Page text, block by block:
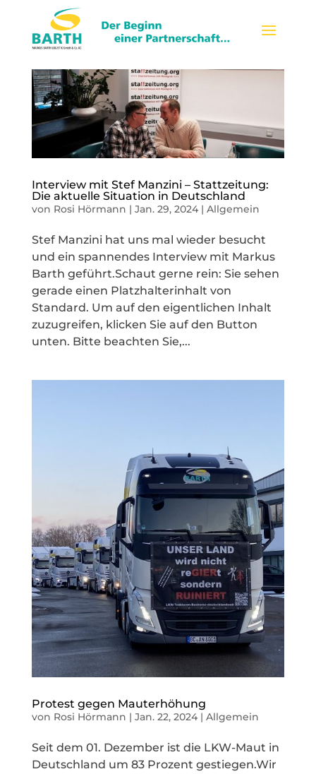
Interview mit Stef Manzini – Stattzeitung:
Die aktuelle Situation in Deutschland
von Rosi Hörmann | Jan. 29, 2024| Allgemein
Stef Manzini hat uns mal wieder besucht
und ein spannendes Interview mit Markus
Barth geführt.Schaut gerne rein: Sie sehen
gerade einen Platzhalterinhalt von
Standard. Um auf den eigentlichen Inhalt
zuzugreifen, klicken Sie auf den Button
unten. Bitte beachten Sie,...
Protest gegen Mauterhöhung
von Rosi Hörmann | Jan. 22, 2024| Allgemein
Seit dem 01. Dezember ist die LKW-Maut in
Deutschland um 83 Prozent gestiegen.Wir